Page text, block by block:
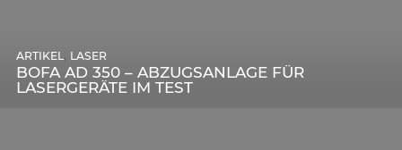
BOFA AD 350 – ABZUGSANLAGE FÜR
LASERGERÄTE IM TEST
ARTIKEL, LASER
DIE BEDEUTENDSTEN SCHRITTE ZUR
ERFOLGREICHEN MARKENBILDUNG IN DER
DIGITALEN ÄRA